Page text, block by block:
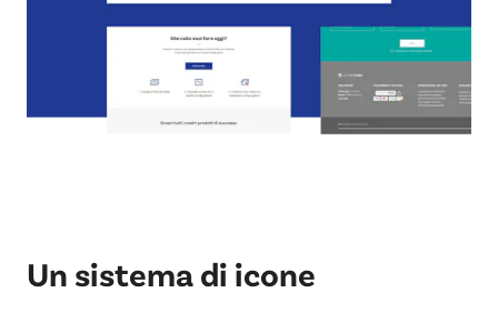
Un sistema di icone